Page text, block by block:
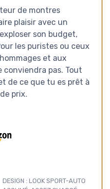
de montres
plaisir avec un
son budget,
les puristes ou ceux
et aux
conviendra pas. Tout
de ce que tu es prêt à
prix.
DESIGN : LOOK SPORT-AUTO